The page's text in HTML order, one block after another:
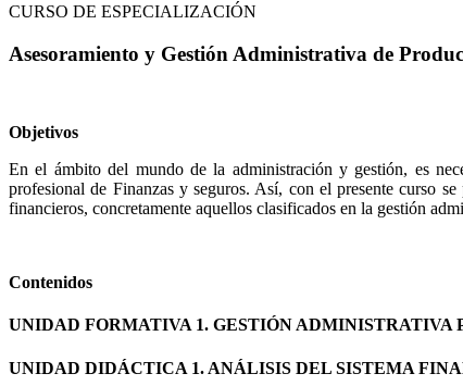
CURSO DE ESPECIALIZACIÓN
Asesoramiento y Gestión Administrativa de
Objetivos
En el ámbito del mundo de la administración y gestión, es
profesional de Finanzas y seguros. Así, con el presente curso
financieros, concretamente aquellos clasificados en la gestión
Contenidos
UNIDAD FORMATIVA 1. GESTIÓN ADMINISTRATIVA
UNIDAD DIDÁCTICA 1. ANÁLISIS DEL SISTEMA